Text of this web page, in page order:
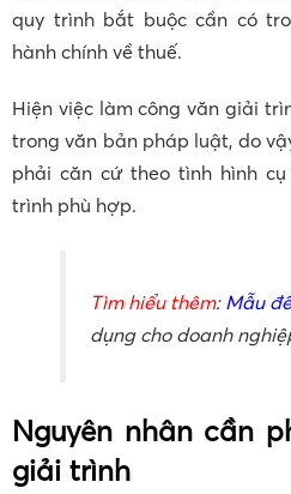
quy trình bắt buộc cần có
hành chính về thuế.
Hiện việc làm công văn giải
trong văn bản pháp luật, do
phải căn cứ theo tình hình
trình phù hợp.
Tìm hiểu thêm: Mẫu
dụng cho doanh
Nguyên nhân cần
giải trình